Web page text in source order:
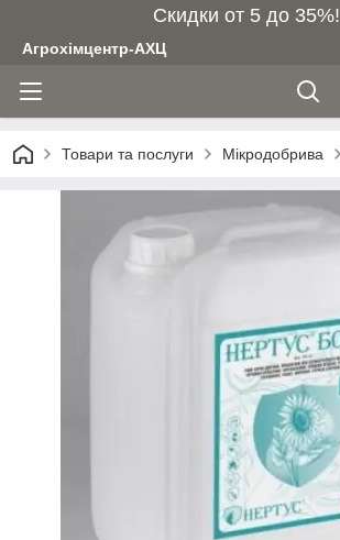
Скидки от 5 до 35%!
Агрохімцентр-АХЦ
Товари та послуги Мікродобрива